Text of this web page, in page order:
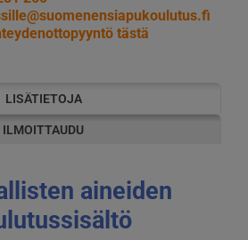
tästä
LISÄTIETOJA
ILMOITTAUDU
aineiden